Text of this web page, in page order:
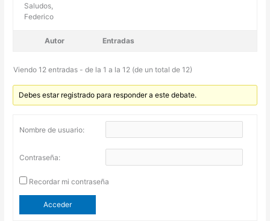
Saludos,
Federico
Autor Entradas
Viendo 12 entradas - de la 1 a la 12 (de un total de 12)
Debes estar registrado para responder a este debate.
Nombre de usuario:
Contraseña:
Recordar mi contraseña
Acceder